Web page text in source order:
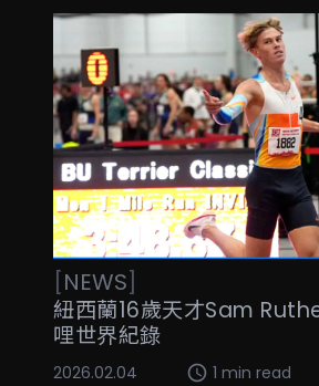
[NEWS]
紐西蘭16歲天才Sam
哩世界紀錄
2026.02.04 1 min read